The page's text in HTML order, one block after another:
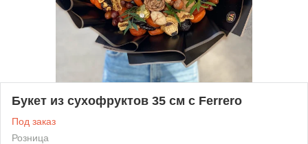
Букет из сухофруктов 35 см с Ferrero
Под заказ
Розница